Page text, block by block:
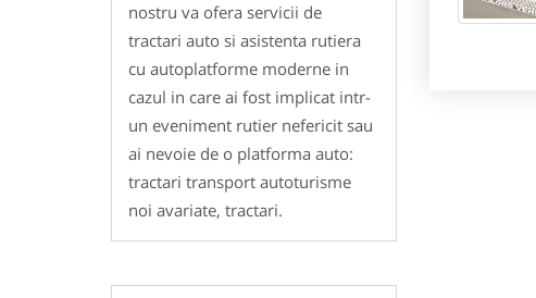
nostru va ofera servicii de
tractari auto si asistenta rutiera
cu autoplatforme moderne in
cazul in care ai fost implicat intr-
un eveniment rutier nefericit sau
ai nevoie de o platforma auto:
tractari transport autoturisme
noi avariate, tractari.